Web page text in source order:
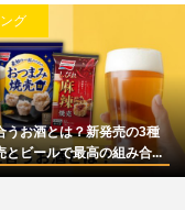
グ
うお酒とは？新発売の3種
とビールで最高の組み合...